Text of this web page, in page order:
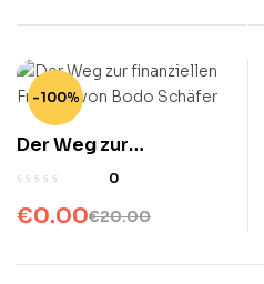
-100%
Der Weg zur
finanziellen Freiheit
0
€20.00
€0.00